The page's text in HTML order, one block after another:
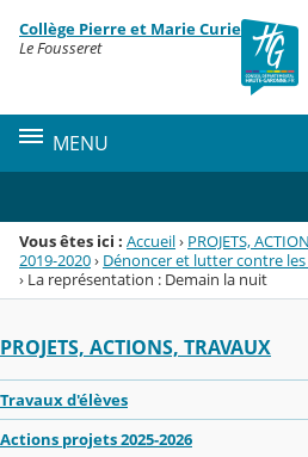
Menu de la rubrique
Contenu
Collège Pierre et Marie Curie
Le Fousseret
MENU
Vous êtes ici : Accueil› PROJETS,
2019-2020› Dénoncer et lutter contre
› La représentation : Demain la nuit
PROJETS, ACTIONS, TRAVAUX
Travaux d'élèves
Actions projets 2025-2026